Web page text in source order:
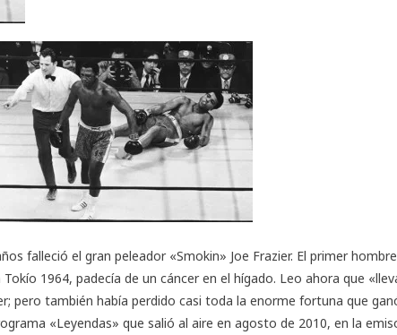
falleció el gran peleador «Smokin» Joe Frazier. El primer
1964, padecía de un cáncer en el hígado. Leo ahora que
pero también había perdido casi toda la enorme fortuna que
«Leyendas» que salió al aire en agosto de 2010, en la